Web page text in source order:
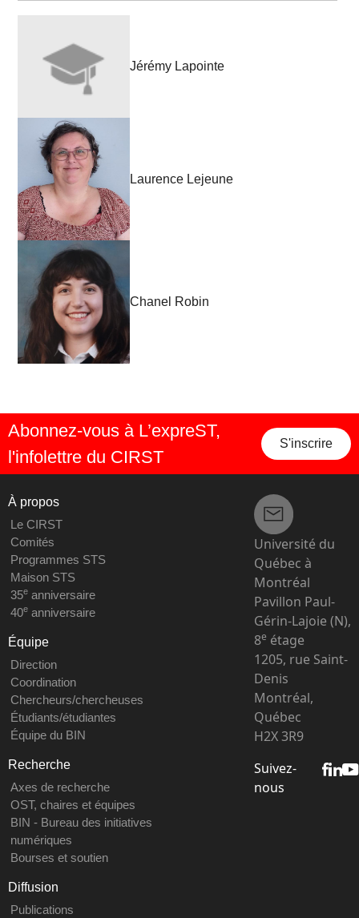
Jérémy Lapointe
Laurence Lejeune
Chanel Robin
Abonnez-vous à L’expreST,
l'infolettre du CIRST
S'inscrire
À propos
Le CIRST
Comités
Programmes STS
Maison STS
35eanniversaire
40eanniversaire
Équipe
Direction
Coordination
Chercheurs/chercheuses
Étudiants/étudiantes
Équipe du BIN
Recherche
Axes de recherche
OST, chaires et équipes
BIN - Bureau des initiatives
numériques
Bourses et soutien
Diffusion
Publications
Université du
Québec à
Montréal
Pavillon Paul-
Gérin-Lajoie (N),
8e étage
1205, rue Saint-
Denis
Montréal,
Québec
H2X 3R9
Suivez-
nous